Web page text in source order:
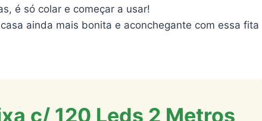
é só colar e começar a usar!
ainda mais bonita e aconchegante com essa fita
c/ 120 Leds 2 Metros